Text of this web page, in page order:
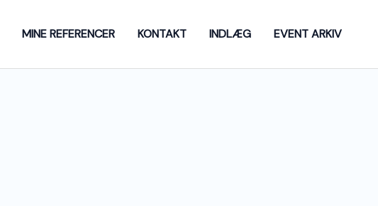
MINE REFERENCER KONTAKT INDLÆG EVENT ARKIV